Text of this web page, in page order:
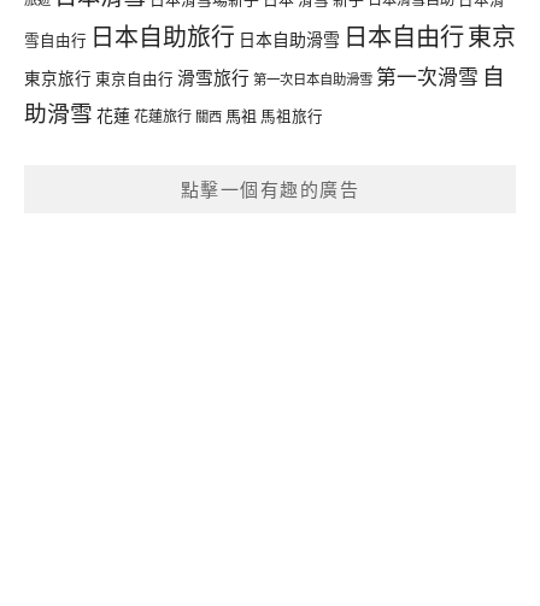
雪自由行 日本自助旅行 日本自助滑雪 日本自由行東京
東京旅行 東京自由行 滑雪旅行 第一次日本自助滑雪 第一次滑雪 自
助滑雪 花蓮花蓮旅行 關西 馬祖 馬祖旅行
點擊一個有趣的廣告